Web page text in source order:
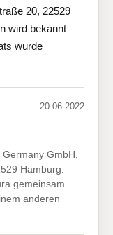
20, 22529
wird bekannt
wurde
20.06.2022
GmbH,
Hamburg.
gemeinsam
anderen